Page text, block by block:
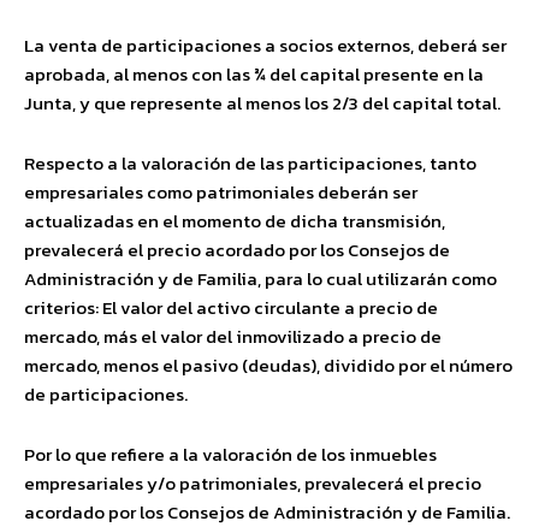
La venta de participaciones a socios externos, deberá ser
aprobada, al menos con las ¾ del capital presente en la
Junta, y que represente al menos los 2/3 del capital total.
Respecto a la valoración de las participaciones, tanto
empresariales como patrimoniales deberán ser
actualizadas en el momento de dicha transmisión,
prevalecerá el precio acordado por los Consejos de
Administración y de Familia, para lo cual utilizarán como
criterios: El valor del activo circulante a precio de
mercado, más el valor del inmovilizado a precio de
mercado, menos el pasivo (deudas), dividido por el número
de participaciones.
Por lo que refiere a la valoración de los inmuebles
empresariales y/o patrimoniales, prevalecerá el precio
acordado por los Consejos de Administración y de Familia.